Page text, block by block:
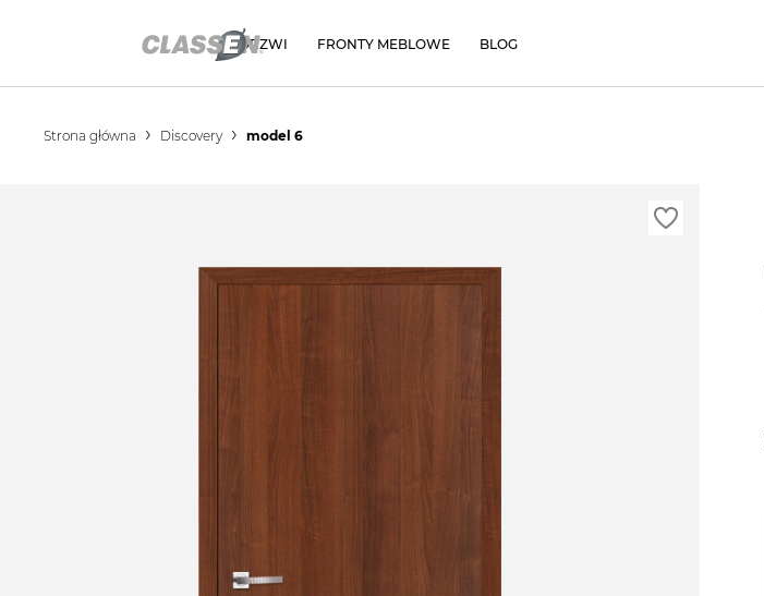
DRZWI FRONTY MEBLOWE BLOG
Strona główna Discovery model 6